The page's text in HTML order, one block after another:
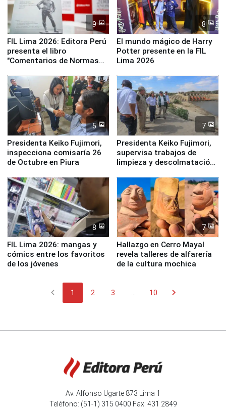
9
FIL Lima 2026: Editora Perú
presenta el libro
"Comentarios de Normas
Derecho Colectivo"
8
El mundo mágico de Harry
Potter presente en la FIL
Lima 2026
5
Presidenta Keiko Fujimori,
inspecciona comisaría 26
de Octubre en Piura
7
Presidenta Keiko Fujimori,
supervisa trabajos de
limpieza y descolmatación
8
FIL Lima 2026: mangas y
cómics entre los favoritos
de los jóvenes
7
Hallazgo en Cerro Mayal
revela talleres de alfarería
de la cultura mochica
chevron_left 1 2 3 10 chevron_right
Av. Alfonso Ugarte 873 Lima 1
Teléfono: (51-1) 315 0400 Fax: 431 2849